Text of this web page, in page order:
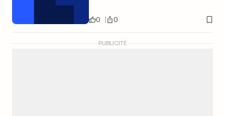
0 0
PUBLICITÉ